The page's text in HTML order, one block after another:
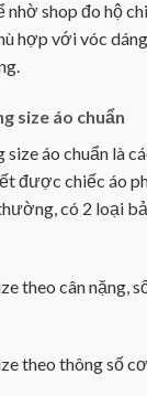
nhờ shop đo hộ
hợp với vóc
size áo chuẩn
size áo chuẩn là
được chiếc áo
có 2 loại
theo cân nặng,
theo thông số